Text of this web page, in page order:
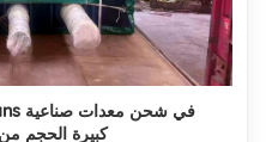
كبيرة الحجم